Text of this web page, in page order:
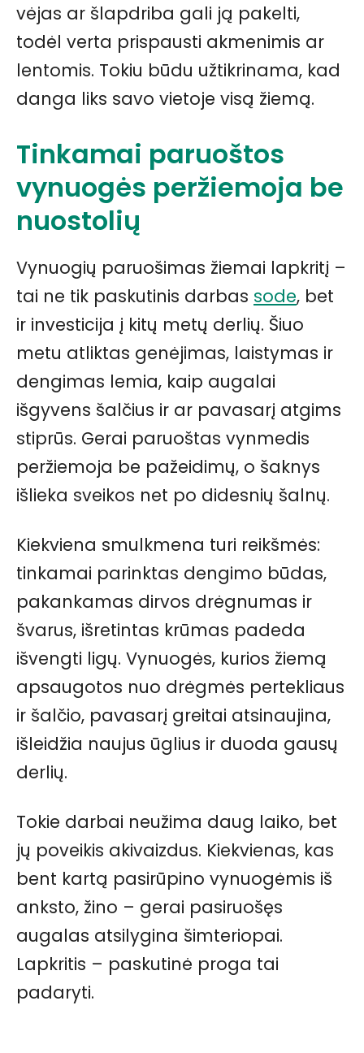
vėjas ar šlapdriba gali ją pakelti,
todėl verta prispausti akmenimis ar
lentomis. Tokiu būdu užtikrinama, kad
danga liks savo vietoje visą žiemą.
Tinkamai paruoštos
vynuogės peržiemoja be
nuostolių
Vynuogių paruošimas žiemai lapkritį –
tai ne tik paskutinis darbas sode, bet
ir investicija į kitų metų derlių. Šiuo
metu atliktas genėjimas, laistymas ir
dengimas lemia, kaip augalai
išgyvens šalčius ir ar pavasarį atgims
stiprūs. Gerai paruoštas vynmedis
peržiemoja be pažeidimų, o šaknys
išlieka sveikos net po didesnių šalnų.
Kiekviena smulkmena turi reikšmės:
tinkamai parinktas dengimo būdas,
pakankamas dirvos drėgnumas ir
švarus, išretintas krūmas padeda
išvengti ligų. Vynuogės, kurios žiemą
apsaugotos nuo drėgmės pertekliaus
ir šalčio, pavasarį greitai atsinaujina,
išleidžia naujus ūglius ir duoda gausų
derlių.
Tokie darbai neužima daug laiko, bet
jų poveikis akivaizdus. Kiekvienas, kas
bent kartą pasirūpino vynuogėmis iš
anksto, žino – gerai pasiruošęs
augalas atsilygina šimteriopai.
Lapkritis – paskutinė proga tai
padaryti.